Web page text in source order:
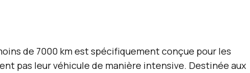
de 7000 km est spécifiquement conçue pour les
pas leur véhicule de manière intensive. Destinée aux